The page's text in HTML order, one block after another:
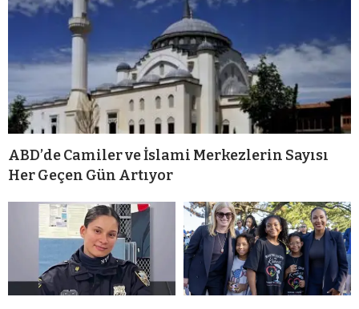
ABD’de Camiler ve İslami Merkezlerin Sayısı
Her Geçen Gün Artıyor